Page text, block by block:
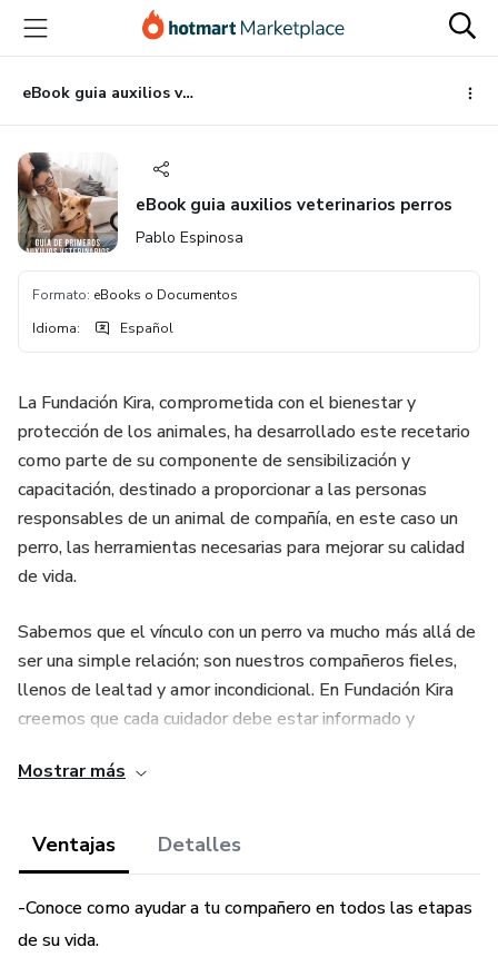
principal
página
de
página
eBook guia auxilios veterinarios perros
eBook guia auxilios veterinarios perros
Pablo Espinosa
Formato: eBooks o Documentos
Idioma: Español
La Fundación Kira, comprometida con el bienestar y
protección de los animales, ha desarrollado este recetario
como parte de su componente de sensibilización y
capacitación, destinado a proporcionar a las personas
responsables de un animal de compañía, en este caso un
perro, las herramientas necesarias para mejorar su calidad
de vida.
Sabemos que el vínculo con un perro va mucho más allá de
ser una simple relación; son nuestros compañeros fieles,
llenos de lealtad y amor incondicional. En Fundación Kira
creemos que cada cuidador debe estar informado y
emocionales y de salud de su compañero peludo, con el fin
garantizarle una vida sana y feliz.
Mostrar más
Ventajas Detalles
-Conoce como ayudar a tu compañero en todos las etapas
de su vida.